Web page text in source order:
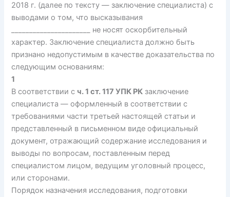
2018 г. (далее по тексту — заключение специалиста) с
выводами о том, что высказывания
______________________ не носят оскорбительный
характер. Заключение специалиста должно быть
признано недопустимым в качестве доказательства по
следующим основаниям:
1
В соответствии с ч. 1 ст. 117 УПК РК заключение
специалиста — оформленный в соответствии с
требованиями части третьей настоящей статьи и
представленный в письменном виде официальный
документ, отражающий содержание исследования и
выводы по вопросам, поставленным перед
специалистом лицом, ведущим уголовный процесс,
или сторонами.
Порядок назначения исследования, подготовки